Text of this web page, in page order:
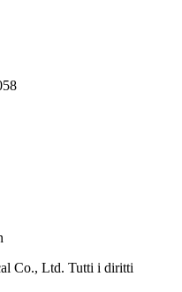
Co., Ltd. Tutti i diritti